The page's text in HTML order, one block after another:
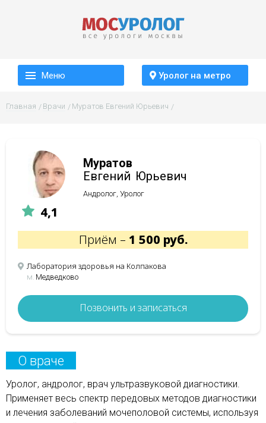
Меню Уролог на метро
Главная Врачи Муратов Евгений Юрьевич
4,1
Муратов
Евгений Юрьевич
Андролог, Уролог
Приём – 1 500 руб.
Лаборатория здоровья на Колпакова
м. Медведково
Позвонить и записаться
О враче
Уролог, андролог, врач ультразвуковой диагностики.
Применяет весь спектр передовых методов диагностики
и лечения заболеваний мочеполовой системы, используя